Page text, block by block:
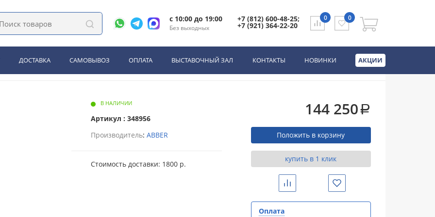
c 10:00 до 19:00
Без выходных
+7 (812) 600-48-25;
+7 (921) 364-22-20
0 0
ДОСТАВКА САМОВЫВОЗ ОПЛАТА ВЫСТАВОЧНЫЙ ЗАЛ КОНТАКТЫ НОВИНКИ АКЦИИ
ABBER Bequem AC1121SMB подвесной черный матовый, электронный
AC1121SMB подвесной черный матовый,
В НАЛИЧИИ
Артикул : 348956
Производитель: ABBER
Стоимость доставки: 1800 р.
144 250a
Положить в корзину
купить в 1 клик
Сравнить Избранное
Оплата